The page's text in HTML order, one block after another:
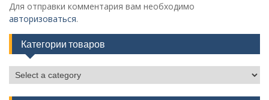
Для отправки комментария вам необходимо
авторизоваться.
Категории товаров